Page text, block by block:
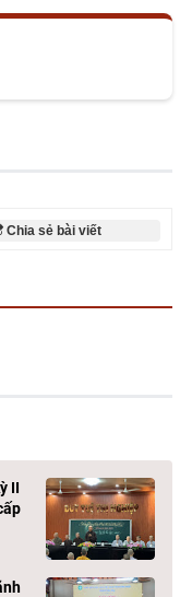
Chia sẻ bài viết
II